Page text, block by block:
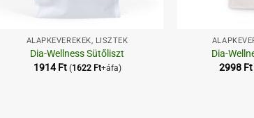
ALAPKEVERÉKEK, LISZTEK
Dia-Wellness Sütőliszt
1914Ft (1622 Ft+áfa)
Dia-
2998 Ft